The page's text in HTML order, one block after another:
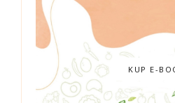
KUP E-